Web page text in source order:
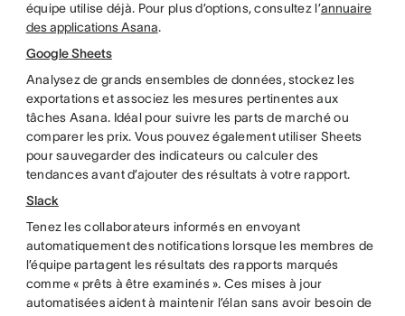
équipe utilise déjà. Pour plus d’options, consultez l’annuaire
des applications Asana.
Google Sheets
Analysez de grands ensembles de données, stockez les
exportations et associez les mesures pertinentes aux
tâches Asana. Idéal pour suivre les parts de marché ou
comparer les prix. Vous pouvez également utiliser Sheets
pour sauvegarder des indicateurs ou calculer des
tendances avant d’ajouter des résultats à votre rapport.
Slack
Tenez les collaborateurs informés en envoyant
automatiquement des notifications lorsque les membres de
l’équipe partagent les résultats des rapports marqués
comme « prêts à être examinés ». Ces mises à jour
automatisées aident à maintenir l’élan sans avoir besoin de